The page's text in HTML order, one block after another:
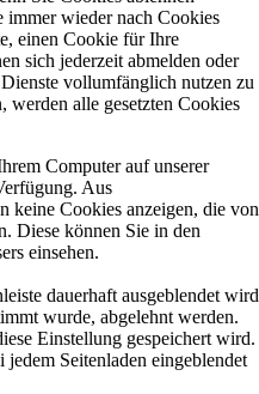
immer wieder nach Cookies
einen Cookie für Ihre
sich jederzeit abmelden oder
vollumfänglich nutzen zu
werden alle gesetzten Cookies
Computer auf unserer
Aus
keine Cookies anzeigen, die von
Diese können Sie in den
einsehen.
dauerhaft ausgeblendet wird
wurde, abgelehnt werden.
Einstellung gespeichert wird.
Seitenladen eingeblendet